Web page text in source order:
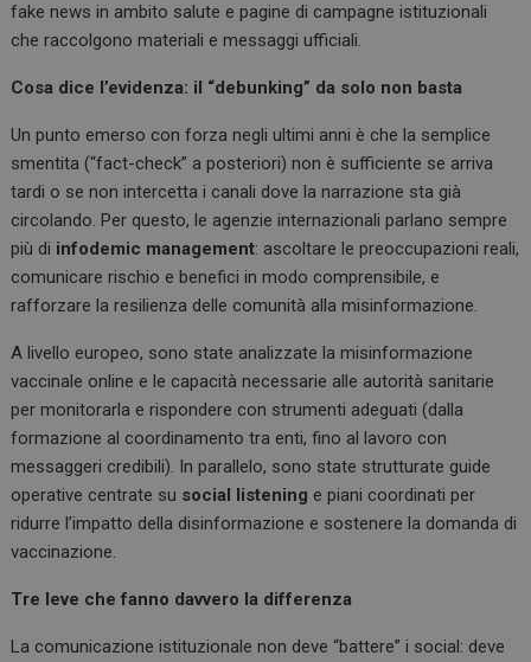
fake news in ambito salute e pagine di campagne istituzionali
che raccolgono materiali e messaggi ufficiali.
Cosa dice l’evidenza: il “debunking” da solo non basta
Un punto emerso con forza negli ultimi anni è che la semplice
smentita (“fact-check” a posteriori) non è sufficiente se arriva
tardi o se non intercetta i canali dove la narrazione sta già
circolando. Per questo, le agenzie internazionali parlano sempre
più di infodemic management: ascoltare le preoccupazioni reali,
comunicare rischio e benefici in modo comprensibile, e
rafforzare la resilienza delle comunità alla misinformazione.
A livello europeo, sono state analizzate la misinformazione
vaccinale online e le capacità necessarie alle autorità sanitarie
per monitorarla e rispondere con strumenti adeguati (dalla
formazione al coordinamento tra enti, fino al lavoro con
messaggeri credibili). In parallelo, sono state strutturate guide
operative centrate su social listening e piani coordinati per
ridurre l’impatto della disinformazione e sostenere la domanda di
vaccinazione.
Tre leve che fanno davvero la differenza
La comunicazione istituzionale non deve “battere” i social: deve